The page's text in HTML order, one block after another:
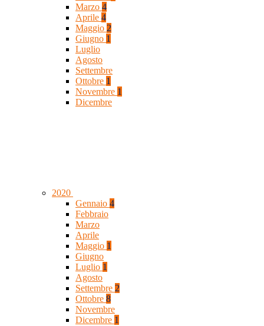
Marzo 4
Aprile 4
Maggio 2
Giugno 1
Luglio
Agosto
Settembre
Ottobre 1
Novembre 1
Dicembre
2020
Gennaio 4
Febbraio
Marzo
Aprile
Maggio 1
Giugno
Luglio 1
Agosto
Settembre 2
Ottobre 8
Novembre
Dicembre 1